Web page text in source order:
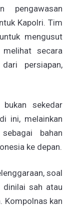
pengawasan
Kapolri. Tim
mengusut
secara
persiapan,
sekedar
ini, melainkan
bahan
ke depan.
soal
dinilai sah atau
Kompolnas kan